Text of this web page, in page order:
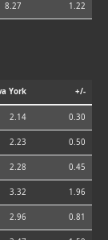
8.27 1.22
York +/-
2.14 0.30
2.23 0.50
2.28 0.45
3.32 1.96
2.96 0.81